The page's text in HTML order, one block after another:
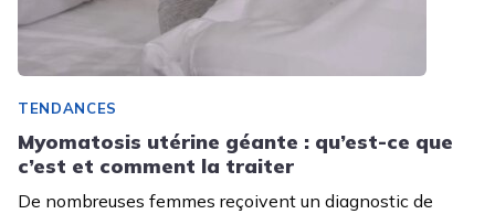
TENDANCES
Myomatosis utérine géante : qu’est-ce que
c’est et comment la traiter
De nombreuses femmes reçoivent un diagnostic de